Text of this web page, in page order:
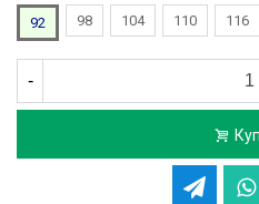
92
98 104 110 116
-